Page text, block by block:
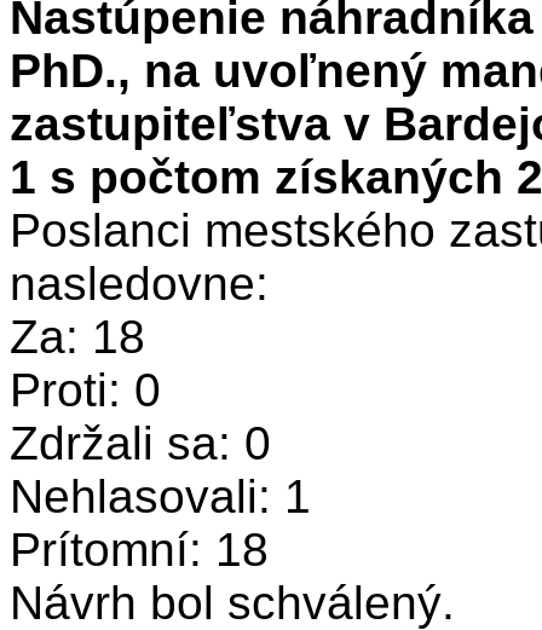
Nastúpenie
PhD., na uvoľnený
zastupiteľstva v
1 s počtom získaných
Poslanci mestského
nasledovne:
Za: 18
Proti: 0
Zdržali sa: 0
Nehlasovali: 1
Prítomní: 18
Návrh bol schválený.